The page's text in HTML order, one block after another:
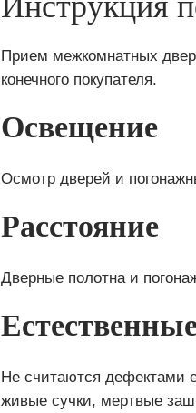
Прием межкомнатных
конечного покупателя.
Освещение
Осмотр дверей и
Расстояние
Дверные полотна и
Не считаются дефектами
живые сучки, мертвые